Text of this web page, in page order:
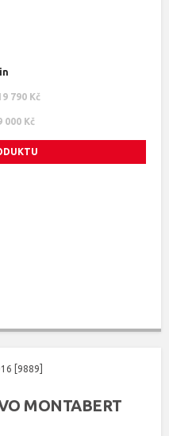
790 Kč
000 Kč
MONTABERT